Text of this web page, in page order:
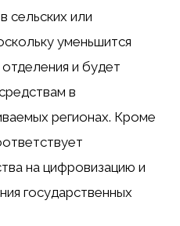
сельских или
уменьшится
и будет
в
регионах. Кроме
на цифровизацию и
государственных